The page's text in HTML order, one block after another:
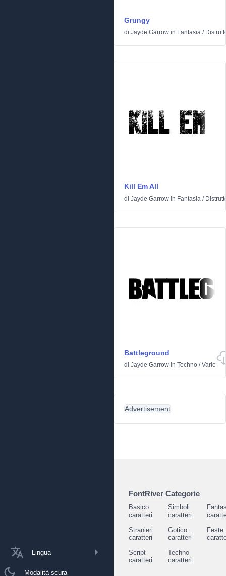
Lingua
Modalità scura
Grungy
di Jayde Garrow in Fantasia /
Kill Em All
di Jayde Garrow in Fantasia /
Battleground
di Jayde Garrow in Techno /Varie
Advertisement
FontRiver Categorie
Basico
caratteri
Simboli
caratteri
Stranieri
caratteri
Gotico
caratteri
Feste
Script
caratteri
Techno
caratteri